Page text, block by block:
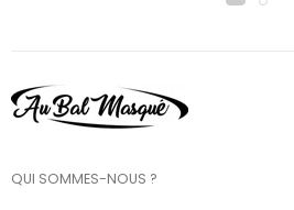
QUI SOMMES-NOUS ?